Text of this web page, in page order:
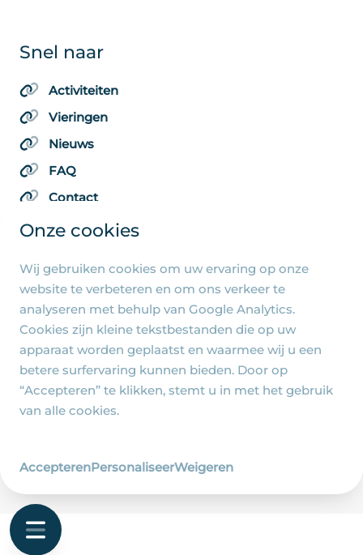
Onze cookies
Wij gebruiken cookies om uw ervaring op onze
website te verbeteren en om ons verkeer te
analyseren met behulp van Google Analytics.
Cookies zijn kleine tekstbestanden die op uw
apparaat worden geplaatst en waarmee wij u een
betere surfervaring kunnen bieden. Door op
“Accepteren” te klikken, stemt u in met het gebruik
van alle cookies.
AccepterenPersonaliseerWeigeren
Snel naar
Activiteiten
Vieringen
Nieuws
FAQ
Contact
Algemene pagina's
Privacy beleid
Cookie-instellingen
en Jozef - Ontwerp en realisatie